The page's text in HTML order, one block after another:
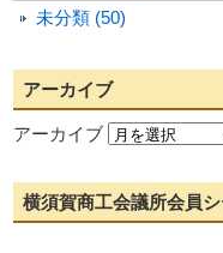
未分類 (50)
アーカイブ
アーカイブ
横須賀商工会議所会員